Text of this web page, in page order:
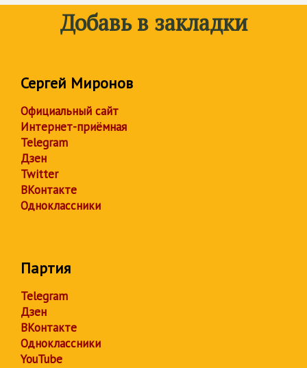
Добавь в закладки
Сергей Миронов
Официальный сайт
Интернет-приёмная
Telegram
Дзен
Twitter
ВКонтакте
Одноклассники
Партия
Telegram
Дзен
ВКонтакте
Одноклассники
YouTube